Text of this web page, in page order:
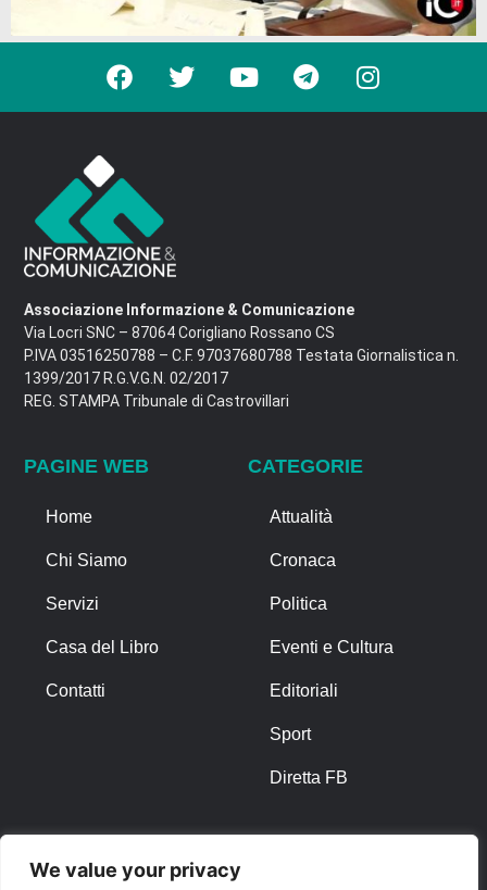
We value your privacy
Associazione Informazione & Comunicazione
Via Locri SNC – 87064 Corigliano Rossano CS
P.IVA 03516250788 – C.F. 97037680788 Testata Giornalistica n.
1399/2017 R.G.V.G.N. 02/2017
REG. STAMPA Tribunale di Castrovillari
PAGINE WEB
Home
Chi Siamo
Servizi
Casa del Libro
Contatti
CATEGORIE
Attualità
Cronaca
Politica
Eventi e Cultura
Editoriali
Sport
Diretta FB